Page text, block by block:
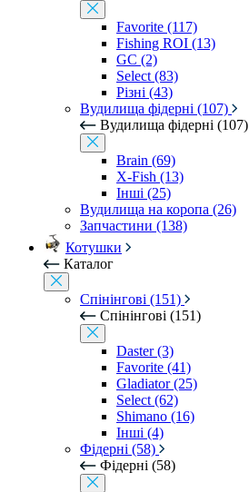
Favorite (117)
Fishing ROI (13)
GC (2)
Select (83)
Різні (43)
Вудилища фідерні (107)
Вудилища фідерні (107)
Brain (69)
X-Fish (13)
Інші (25)
Вудилища на коропа (26)
Запчастини (138)
Котушки
Каталог
Спінінгові (151)
Спінінгові (151)
Daster (3)
Favorite (41)
Gladiator (25)
Select (62)
Shimano (16)
Інші (4)
Фідерні (58)
Фідерні (58)